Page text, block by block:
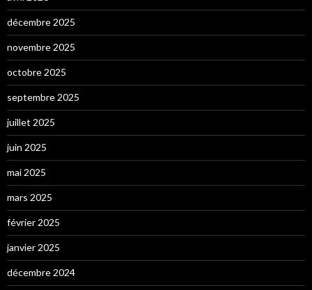
décembre 2025
novembre 2025
octobre 2025
septembre 2025
juillet 2025
juin 2025
mai 2025
mars 2025
février 2025
janvier 2025
décembre 2024